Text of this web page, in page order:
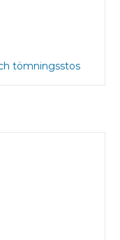
tömningsstos